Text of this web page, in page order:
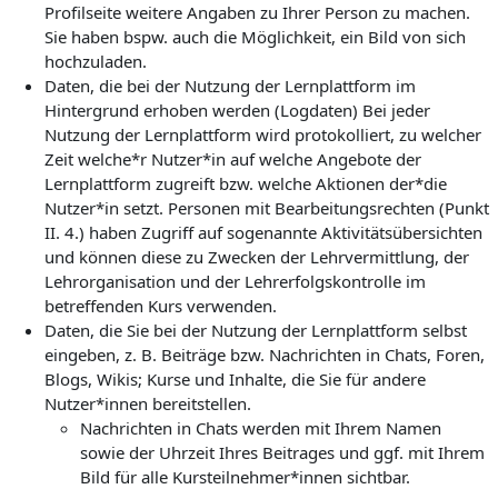
Profilseite weitere Angaben zu Ihrer Person zu machen.
Sie haben bspw. auch die Möglichkeit, ein Bild von sich
hochzuladen.
Daten, die bei der Nutzung der Lernplattform im
Hintergrund erhoben werden (Logdaten) Bei jeder
Nutzung der Lernplattform wird protokolliert, zu welcher
Zeit welche*r Nutzer*in auf welche Angebote der
Lernplattform zugreift bzw. welche Aktionen der*die
Nutzer*in setzt. Personen mit Bearbeitungsrechten (Punkt
II. 4.) haben Zugriff auf sogenannte Aktivitätsübersichten
und können diese zu Zwecken der Lehrvermittlung, der
Lehrorganisation und der Lehrerfolgskontrolle im
betreffenden Kurs verwenden.
Daten, die Sie bei der Nutzung der Lernplattform selbst
eingeben, z. B. Beiträge bzw. Nachrichten in Chats, Foren,
Blogs, Wikis; Kurse und Inhalte, die Sie für andere
Nutzer*innen bereitstellen.
Nachrichten in Chats werden mit Ihrem Namen
sowie der Uhrzeit Ihres Beitrages und ggf. mit Ihrem
Bild für alle Kursteilnehmer*innen sichtbar.